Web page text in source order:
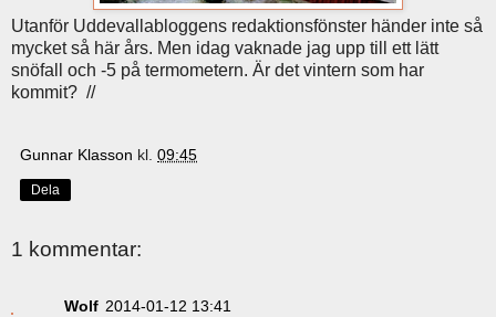
Utanför Uddevallabloggens redaktionsfönster händer inte så
mycket så här års. Men idag vaknade jag upp till ett lätt
snöfall och -5 på termometern. Är det vintern som har
kommit? //
Gunnar Klasson kl. 09:45
Dela
1 kommentar:
Wolf 2014-01-12 13:41